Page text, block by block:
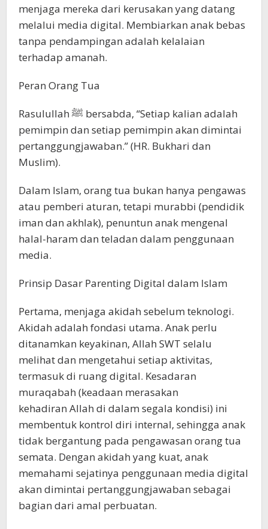
menjaga mereka dari kerusakan yang datang
melalui media digital. Membiarkan anak bebas
tanpa pendampingan adalah kelalaian
terhadap amanah.
Peran Orang Tua
Rasulullah ﷺ bersabda, “Setiap kalian adalah
pemimpin dan setiap pemimpin akan dimintai
pertanggungjawaban.” (HR. Bukhari dan
Muslim).
Dalam Islam, orang tua bukan hanya pengawas
atau pemberi aturan, tetapi murabbi (pendidik
iman dan akhlak), penuntun anak mengenal
halal-haram dan teladan dalam penggunaan
media.
Prinsip Dasar Parenting Digital dalam Islam
Pertama, menjaga akidah sebelum teknologi.
Akidah adalah fondasi utama. Anak perlu
ditanamkan keyakinan, Allah SWT selalu
melihat dan mengetahui setiap aktivitas,
termasuk di ruang digital. Kesadaran
muraqabah (keadaan merasakan
kehadiran Allah di dalam segala kondisi) ini
membentuk kontrol diri internal, sehingga anak
tidak bergantung pada pengawasan orang tua
semata. Dengan akidah yang kuat, anak
memahami sejatinya penggunaan media digital
akan dimintai pertanggungjawaban sebagai
bagian dari amal perbuatan.